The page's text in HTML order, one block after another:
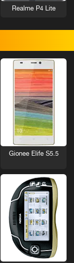
Realme P4 Lite
Gionee Elife S5.5